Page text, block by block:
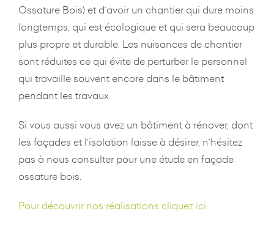
Ossature Bois) et d’avoir un chantier qui dure moins
longtemps, qui est écologique et qui sera beaucoup
plus propre et durable. Les nuisances de chantier
sont réduites ce qui évite de perturber le personnel
qui travaille souvent encore dans le bâtiment
pendant les travaux.
Si vous aussi vous avez un bâtiment à rénover, dont
les façades et l’isolation laisse à désirer, n’hésitez
pas à nous consulter pour une étude en façade
ossature bois.
Pour découvrir nos réalisations cliquez ici